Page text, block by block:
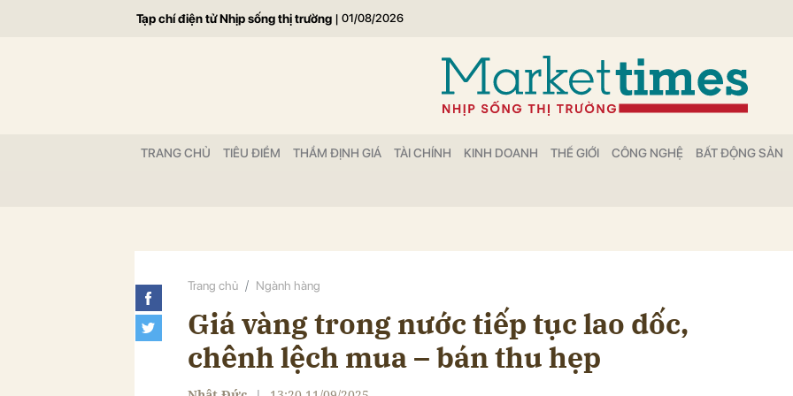
Tạp chí điện tử Nhịp sống thị trường | 01/08/2026
TRANG CHỦ TIÊU ĐIỂM THẨM ĐỊNH GIÁ TÀI CHÍNH KINH DOANH THẾ GIỚI CÔNG NGHỆ BẤT ĐỘNG SẢN
Trang chủ Ngành hàng
Giá vàng trong nước tiếp tục lao dốc,
chênh lệch mua – bán thu hẹp
Gửi bình luận